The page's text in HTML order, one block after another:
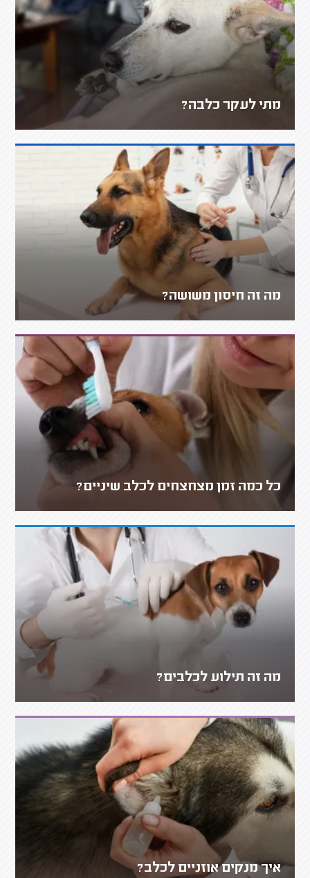
מתי לעקר כלבה?
מה זה חיסון משושה?
כל כמה זמן מצחצחים לכלב שיניים?
מה זה תילוע לכלבים?
איך מנקים אוזניים לכלב?